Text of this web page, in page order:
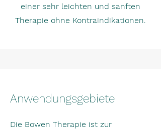
einer sehr leichten und sanften
Therapie ohne Kontraindikationen.
Anwendungsgebiete
Die Bowen Therapie ist zur